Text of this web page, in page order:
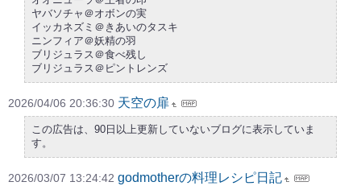
ヤバソチャ＠オボンの実
イッカネズミ＠きあいのタスキ
ニンフィア＠妖精の羽
ブリジュラス＠食べ残し
ブリジュラス＠ピントレンズ
2026/04/06 20:36:30 天空の扉
この広告は、90日以上更新していないブログに表示していま
す。
2026/03/07 13:24:42 godmotherの料理レシピ日記